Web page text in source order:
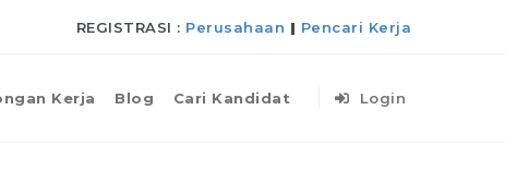
REGISTRASI : Perusahaan | Pencari Kerja
Kerja Blog Cari Kandidat Login